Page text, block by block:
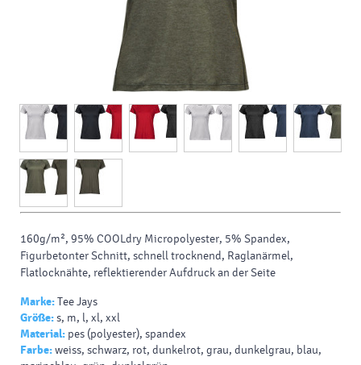
160g/m², 95% COOLdry Micropolyester, 5% Spandex,
Figurbetonter Schnitt, schnell trocknend, Raglanärmel,
Flatlocknähte, reflektierender Aufdruck an der Seite
Marke:Tee Jays
Größe:s, m, l, xl, xxl
Material: pes (polyester), spandex
Farbe:weiss, schwarz, rot, dunkelrot, grau, dunkelgrau, blau,